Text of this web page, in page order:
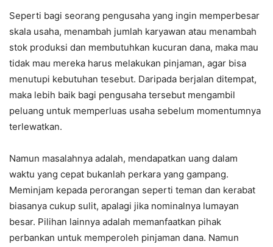
Seperti bagi seorang pengusaha yang ingin memperbesar
skala usaha, menambah jumlah karyawan atau menambah
stok produksi dan membutuhkan kucuran dana, maka mau
tidak mau mereka harus melakukan pinjaman, agar bisa
menutupi kebutuhan tesebut. Daripada berjalan ditempat,
maka lebih baik bagi pengusaha tersebut mengambil
peluang untuk memperluas usaha sebelum momentumnya
terlewatkan.
Namun masalahnya adalah, mendapatkan uang dalam
waktu yang cepat bukanlah perkara yang gampang.
Meminjam kepada perorangan seperti teman dan kerabat
biasanya cukup sulit, apalagi jika nominalnya lumayan
besar. Pilihan lainnya adalah memanfaatkan pihak
perbankan untuk memperoleh pinjaman dana. Namun